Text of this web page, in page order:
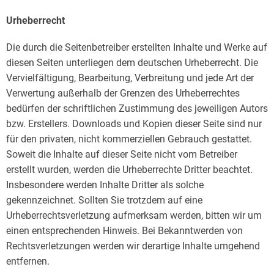
Urheberrecht
Die durch die Seitenbetreiber erstellten Inhalte und Werke auf
diesen Seiten unterliegen dem deutschen Urheberrecht. Die
Vervielfältigung, Bearbeitung, Verbreitung und jede Art der
Verwertung außerhalb der Grenzen des Urheberrechtes
bedürfen der schriftlichen Zustimmung des jeweiligen Autors
bzw. Erstellers. Downloads und Kopien dieser Seite sind nur
für den privaten, nicht kommerziellen Gebrauch gestattet.
Soweit die Inhalte auf dieser Seite nicht vom Betreiber
erstellt wurden, werden die Urheberrechte Dritter beachtet.
Insbesondere werden Inhalte Dritter als solche
gekennzeichnet. Sollten Sie trotzdem auf eine
Urheberrechtsverletzung aufmerksam werden, bitten wir um
einen entsprechenden Hinweis. Bei Bekanntwerden von
Rechtsverletzungen werden wir derartige Inhalte umgehend
entfernen.